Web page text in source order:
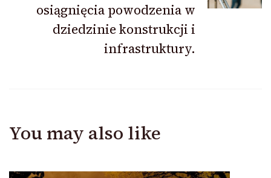
osiągnięcia powodzenia w
dziedzinie konstrukcji i
infrastruktury.
You may also like